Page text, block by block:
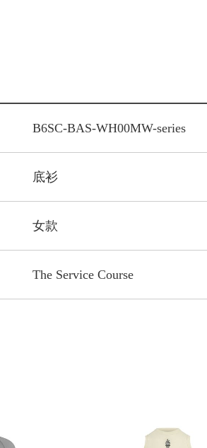
B6SC-BAS-WH00MW-series
底衫
女款
The Service Course